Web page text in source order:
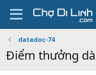
datadoc-74
Điểm thưởng